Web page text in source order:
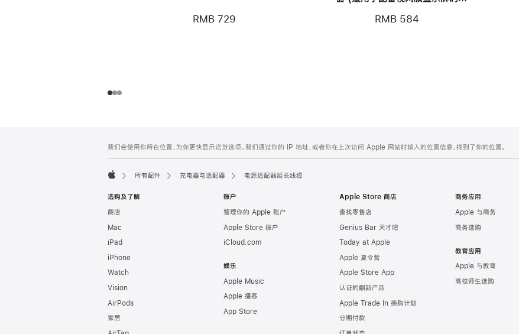
RMB 729 RMB 584
页
脚
注
我们会使用你所在位置，为你更快显示送货选项。我们通过你的 IP 地址，或者你在上次访问 Apple 网站时输入的位置信息，找到了你的位置。
所有配件 充电器与适配器 电源适配器延长线缆
选购及了解
商店
Mac
iPad
iPhone
Watch
Vision
AirPods
家居
账户
管理你的 Apple 账户
Apple Store 账户
iCloud.com
娱乐
Apple Music
Apple 播客
App Store
Apple Store 商店
查找零售店
Genius Bar 天才吧
Today at Apple
Apple 夏令营
Apple Store App
认证的翻新产品
Apple Trade In 换购计划
分期付款
商务应用
Apple 与商务
商务选购
教育应用
Apple 与教育
高校师生选购